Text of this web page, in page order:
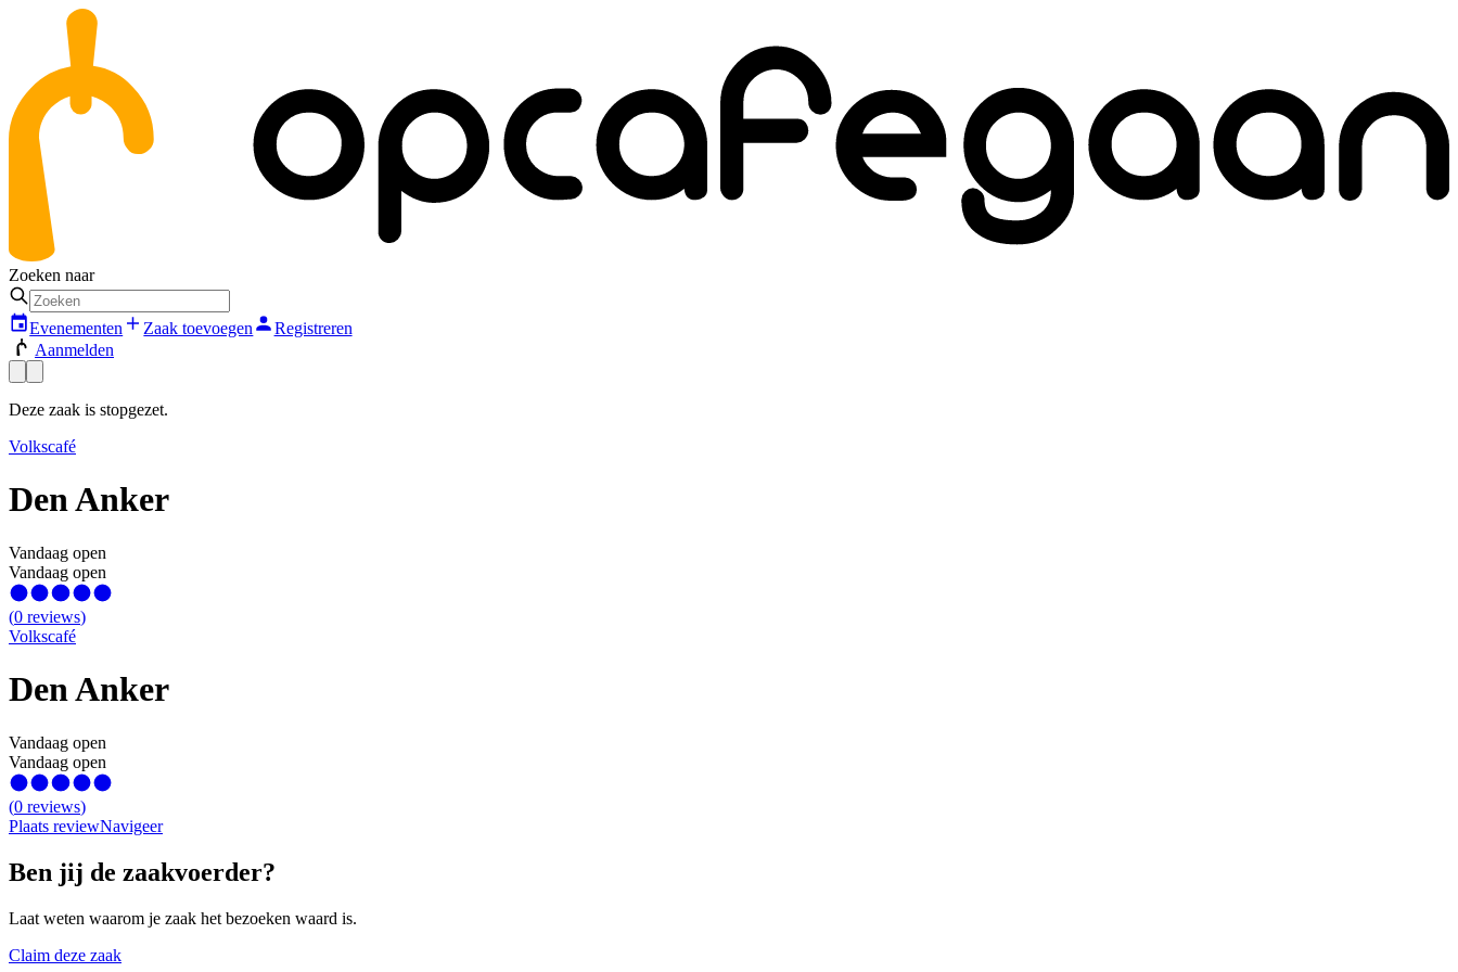
Zoeken naar
Evenementen Zaak toevoegen
Registreren
Aanmelden
Deze zaak is stopgezet.
Volkscafé
Den Anker
Vandaag open
Vandaag open
(0 reviews)
Volkscafé
Den Anker
Vandaag open
Vandaag open
(0 reviews)
Plaats reviewNavigeer
Ben jij de zaakvoerder?
Laat weten waarom je zaak het bezoeken waard is.
Claim deze zaak